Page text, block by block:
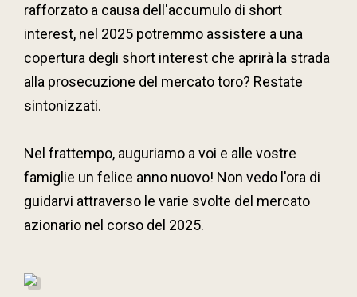
rafforzato a causa dell'accumulo di short
interest, nel 2025 potremmo assistere a una
copertura degli short interest che aprirà la strada
alla prosecuzione del mercato toro? Restate
sintonizzati.
Nel frattempo, auguriamo a voi e alle vostre
famiglie un felice anno nuovo! Non vedo l'ora di
guidarvi attraverso le varie svolte del mercato
azionario nel corso del 2025.